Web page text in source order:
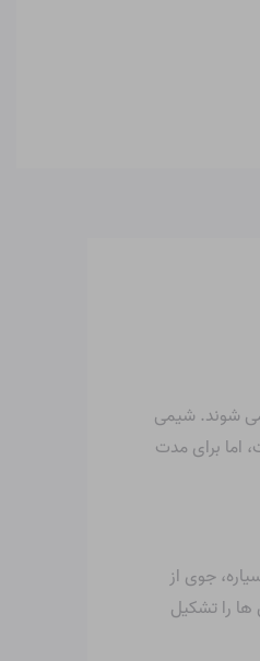
می شوند. شیمی
اما برای مدت
سیاره، جوی از
را تشکیل